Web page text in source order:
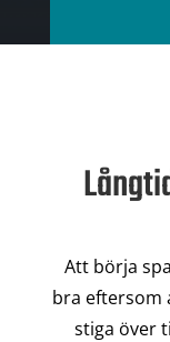
Att börja
bra eftersom
stiga över